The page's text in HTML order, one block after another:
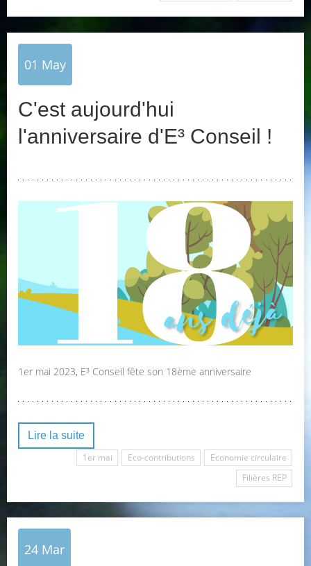
01 May
C'est aujourd'hui
l'anniversaire d'E³ Conseil !
1er mai 2023, E³ Conseil fête son 18ème anniversaire
Lire la suite
1er mai
Eco-contributions
Economie circulaire
Filières REP
24 Mar